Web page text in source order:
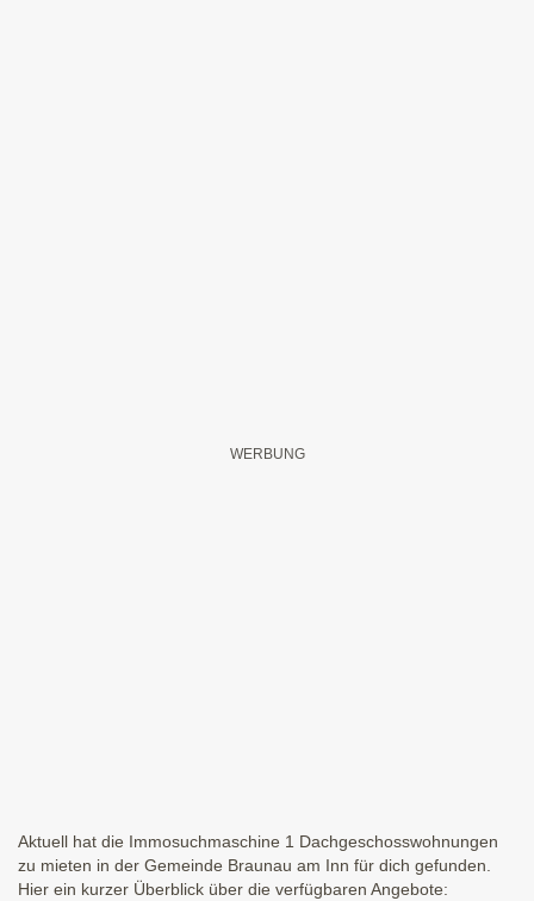
Aktuell hat die Immosuchmaschine 1 Dachgeschosswohnungen
zu mieten in der Gemeinde Braunau am Inn für dich gefunden.
Hier ein kurzer Überblick über die verfügbaren Angebote: